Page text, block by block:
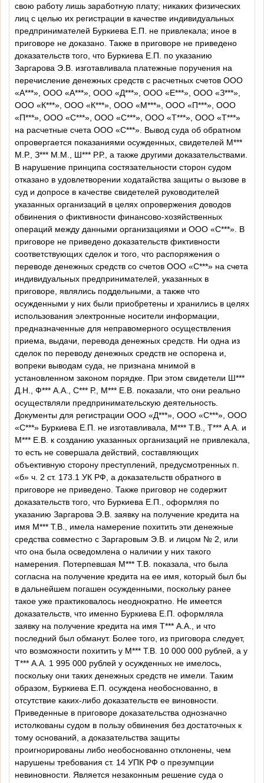
свою работу лишь заработную плату; никаких физических
лиц с целью их регистрации в качестве индивидуальных
предпринимателей Буркиева Е.П. не привлекала; иное в
приговоре не доказано. Также в приговоре не приведено
доказательств того, что Буркиева Е.П. по указанию
Заргарова Э.В. изготавливала платежные поручения на
перечисление денежных средств с расчетных счетов ООО
«А***», ООО «А***», ООО «Д***», ООО «Е***», ООО «З***»,
ООО «К***», ООО «К***», ООО «М***», ООО «П***», ООО
«П***», ООО «С***», ООО «С***», ООО «Т***», ООО «Т***»
на расчетные счета ООО «С***». Вывод суда об обратном
опровергается показаниями осужденных, свидетелей М***
М.Р., З*** М.М., Ш*** Р.Р., а также другими доказательствами.
В нарушение принципа состязательности сторон судом
отказано в удовлетворении ходатайства защиты о вызове в
суд и допросе в качестве свидетелей руководителей
указанных организаций в целях опровержения доводов
обвинения о фиктивности финансово-хозяйственных
операций между данными организациями и ООО «С***». В
приговоре не приведено доказательств фиктивности
соответствующих сделок и того, что распоряжения о
переводе денежных средств со счетов ООО «С***» на счета
индивидуальных предпринимателей, указанных в
приговоре, являлись поддельными, а также что
осужденными у них были приобретены и хранились в целях
использования электронные носители информации,
предназначенные для неправомерного осуществления
приема, выдачи, перевода денежных средств. Ни одна из
сделок по переводу денежных средств не оспорена и,
вопреки выводам суда, не признана мнимой в
установленном законом порядке. При этом свидетели Ш***
Д.Н., Ф*** А.А., С*** Р., М*** Е.В. показали, что они реально
осуществляли предпринимательскую деятельность.
Документы для регистрации ООО «Д***», ООО «С***», ООО
«С***» Буркиева Е.П. не изготавливала, М*** Т.В., Т*** А.А. и
М*** Е.В. к созданию указанных организаций не привлекала,
то есть не совершала действий, составляющих
объективную сторону преступлений, предусмотренных п.
«б» ч. 2 ст. 173.1 УК РФ, а доказательств обратного в
приговоре не приведено. Также приговор не содержит
доказательств того, что Буркиева Е.П., оформляя по
указанию Заргарова Э.В. заявку на получение кредита на
имя М*** Т.В., имела намерение похитить эти денежные
средства совместно с Заргаровым Э.В. и лицом № 2, или
что она была осведомлена о наличии у них такого
намерения. Потерпевшая М*** Т.В. показала, что была
согласна на получение кредита на ее имя, который был бы
в дальнейшем погашен осужденными, поскольку ранее
такое уже практиковалось неоднократно. Не имеется
доказательств, что именно Буркиева Е.П. оформляла
заявку на получение кредита на имя Т*** А.А., и что
последний был обманут. Более того, из приговора следует,
что возможности похитить у М*** Т.В. 10 000 000 рублей, а у
Т*** А.А. 1 995 000 рублей у осужденных не имелось,
поскольку они таких денежных средств не имели. Таким
образом, Буркиева Е.П. осуждена необоснованно, в
отсутствие каких-либо доказательств ее виновности.
Приведенные в приговоре доказательства однозначно
истолкованы судом в пользу обвинения без достаточных к
тому оснований, а доказательства защиты
проигнорированы либо необоснованно отклонены, чем
нарушены требования ст. 14 УПК РФ о презумпции
невиновности. Является незаконным решение суда о